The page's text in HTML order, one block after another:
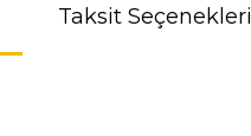
Taksit Seçenekleri